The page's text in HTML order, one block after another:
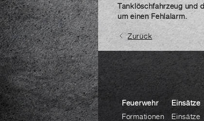
Tanklöschfahrzeug und
um einen Fehlalarm.
Zurück
Feuerwehr
Formationen
Einsätze
Einsätze